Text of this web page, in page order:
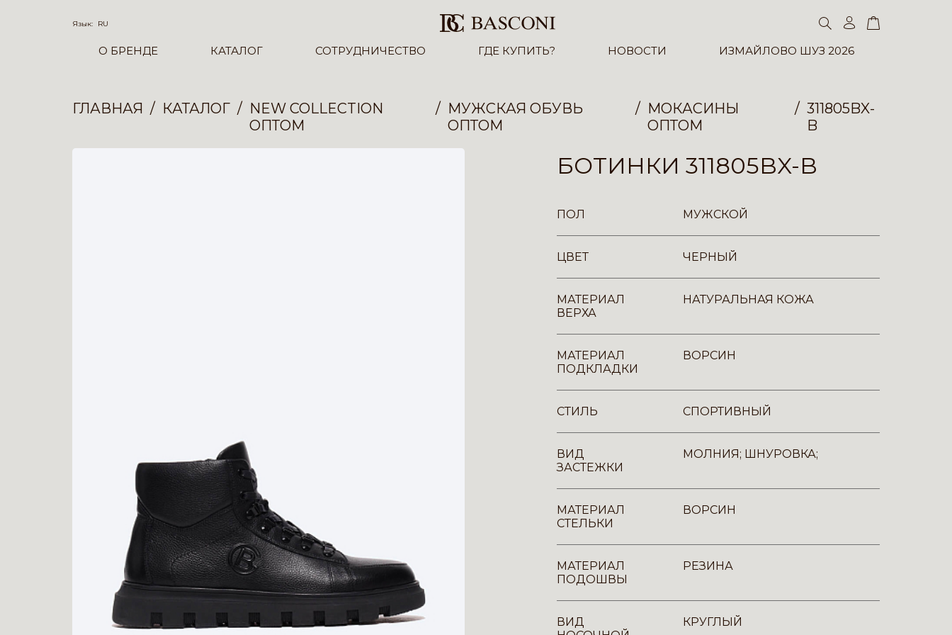
Язык: RU
О БРЕНДЕ КАТАЛОГ СОТРУДНИЧЕСТВО ГДЕ КУПИТЬ? НОВОСТИ ИЗМАЙЛОВО ШУЗ 2026
ГЛАВНАЯ КАТАЛОГ
NEW COLLECTION
ОПТОМ
МУЖСКАЯ ОБУВЬ
ОПТОМ
МОКАСИНЫ
ОПТОМ
311805BX-
B
БОТИНКИ 311805BX-B
ПОЛ МУЖСКОЙ
ЦВЕТ ЧЕРНЫЙ
МАТЕРИАЛ
ВЕРХА
НАТУРАЛЬНАЯ КОЖА
МАТЕРИАЛ
ПОДКЛАДКИ
ВОРСИН
СТИЛЬ СПОРТИВНЫЙ
ВИД
ЗАСТЕЖКИ
МОЛНИЯ; ШНУРОВКА;
МАТЕРИАЛ
СТЕЛЬКИ
ВОРСИН
МАТЕРИАЛ
ПОДОШВЫ
РЕЗИНА
ВИД
КРУГЛЫЙ